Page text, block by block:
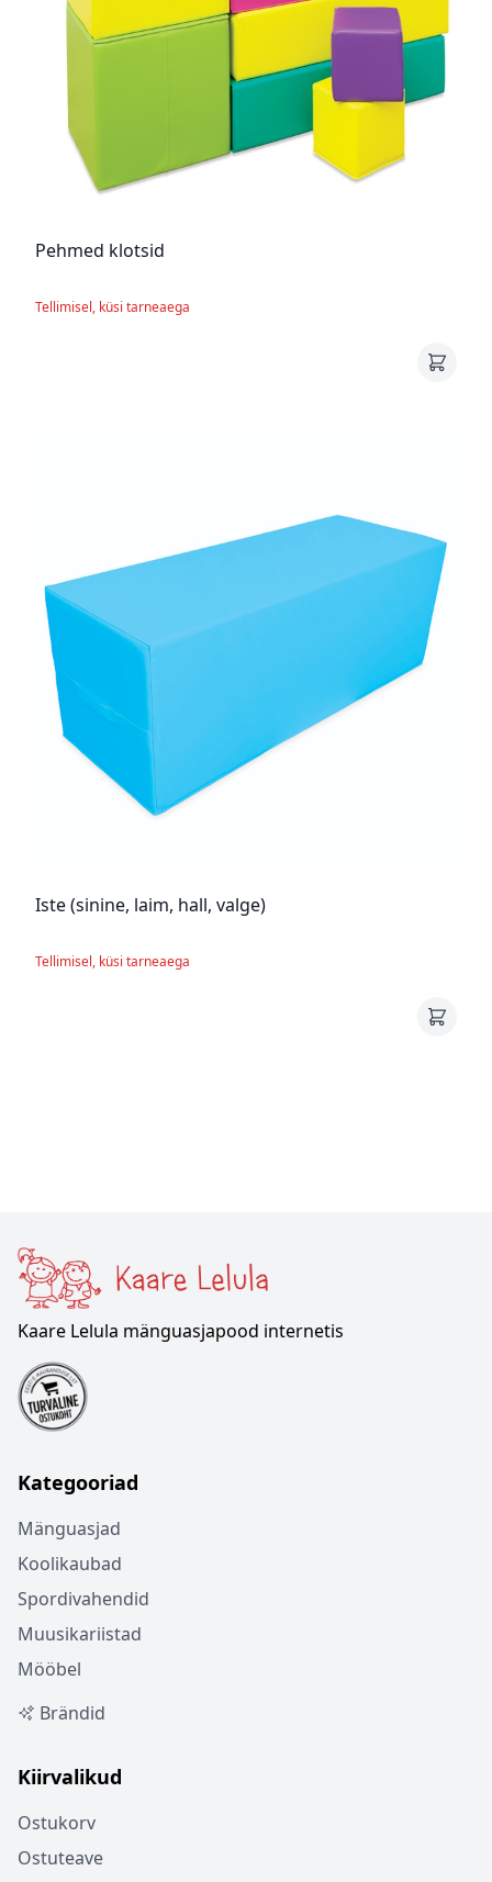
Pehmed klotsid
Tellimisel, küsi tarneaega
Iste (sinine, laim, hall, valge)
Tellimisel, küsi tarneaega
Kaare Lelula mänguasjapood internetis
Kategooriad
Mänguasjad
Koolikaubad
Spordivahendid
Muusikariistad
Mööbel
Brändid
Kiirvalikud
Ostukorv
Ostuteave